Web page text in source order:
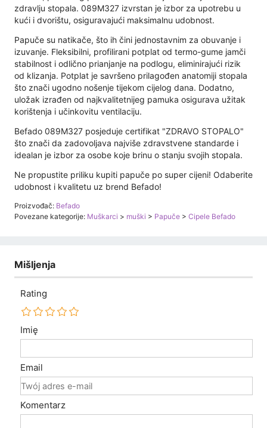
zdravlju stopala. 089M327 izvrstan je izbor za upotrebu u
kući i dvorištu, osiguravajući maksimalnu udobnost.
Papuče su natikače, što ih čini jednostavnim za obuvanje i
izuvanje. Fleksibilni, profilirani potplat od termo-gume jamči
stabilnost i odlično prianjanje na podlogu, eliminirajući rizik
od klizanja. Potplat je savršeno prilagođen anatomiji stopala
što znači ugodno nošenje tijekom cijelog dana. Dodatno,
uložak izrađen od najkvalitetnijeg pamuka osigurava užitak
korištenja i učinkovitu ventilaciju.
Befado 089M327 posjeduje certifikat "ZDRAVO STOPALO"
što znači da zadovoljava najviše zdravstvene standarde i
idealan je izbor za osobe koje brinu o stanju svojih stopala.
Ne propustite priliku kupiti papuče po super cijeni! Odaberite
udobnost i kvalitetu uz brend Befado!
Proizvođač: Befado
Povezane kategorije: Muškarci > muški > Papuče > Cipele Befado
Mišljenja
Rating
Imię
Email
Komentarz